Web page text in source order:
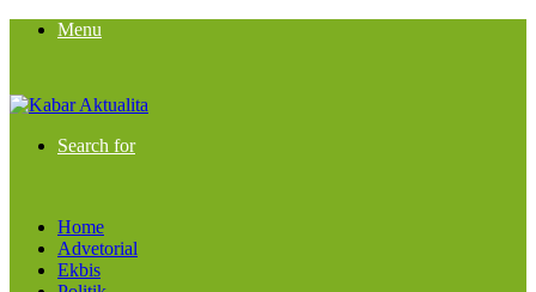
Menu
Search for
Home
Advetorial
Ekbis